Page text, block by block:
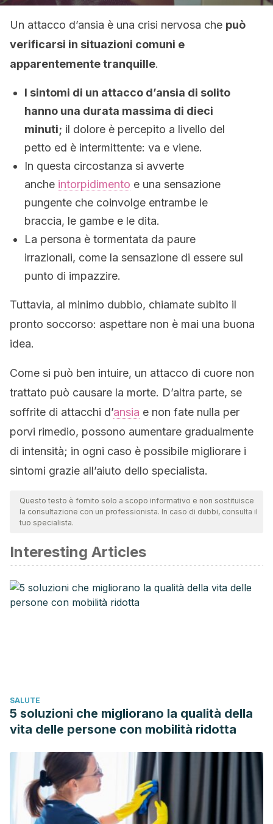
Un attacco d’ansia è una crisi nervosa che può
verificarsi in situazioni comuni e
apparentemente tranquille.
I sintomi di un attacco d’ansia di solito
hanno una durata massima di dieci
minuti; il dolore è percepito a livello del
petto ed è intermittente: va e viene.
In questa circostanza si avverte
anche intorpidimento e una sensazione
pungente che coinvolge entrambe le
braccia, le gambe e le dita.
La persona è tormentata da paure
irrazionali, come la sensazione di essere sul
punto di impazzire.
Tuttavia, al minimo dubbio, chiamate subito il
pronto soccorso: aspettare non è mai una buona
idea.
Come si può ben intuire, un attacco di cuore non
trattato può causare la morte. D’altra parte, se
soffrite di attacchi d’ansia e non fate nulla per
porvi rimedio, possono aumentare gradualmente
di intensità; in ogni caso è possibile migliorare i
sintomi grazie all’aiuto dello specialista.
Questo testo è fornito solo a scopo informativo e non sostituisce
la consultazione con un professionista. In caso di dubbi, consulta il
tuo specialista.
Interesting Articles
SALUTE
5 soluzioni che migliorano la qualità della
vita delle persone con mobilità ridotta